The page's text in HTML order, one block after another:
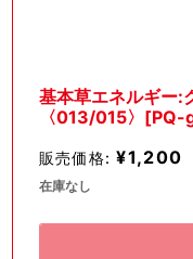
ィ
を
開
基本草エネルギー:
〈013/015〉[PQ-
販売価格: ¥1,200
在庫なし